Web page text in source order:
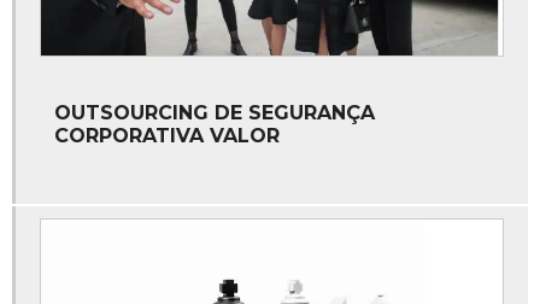
Gestão de riscos segurança patrimonial
Gestão de segurança patrimonial
OUTSOURCING DE SEGURANÇA
CORPORATIVA VALOR